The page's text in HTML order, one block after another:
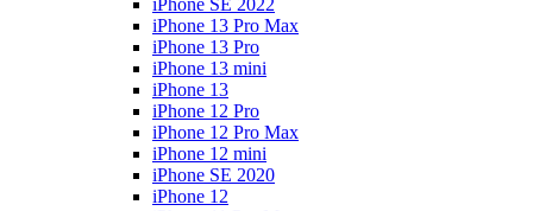
iPhone 13 Pro Max
iPhone 13 Pro
iPhone 13 mini
iPhone 13
iPhone 12 Pro
iPhone 12 Pro Max
iPhone 12 mini
iPhone SE 2020
iPhone 12